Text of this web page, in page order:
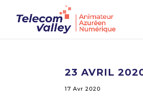
23 AVRIL
17 Avr 2020